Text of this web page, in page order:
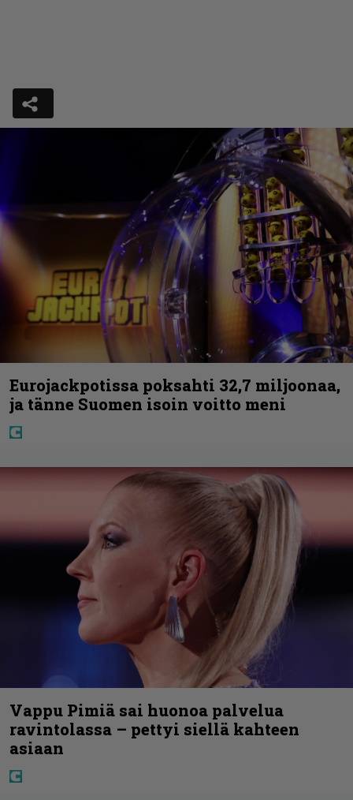
Eurojackpotissa poksahti 32,7 miljoonaa,
ja tänne Suomen isoin voitto meni
Vappu Pimiä sai huonoa palvelua
ravintolassa – pettyi siellä kahteen
asiaan